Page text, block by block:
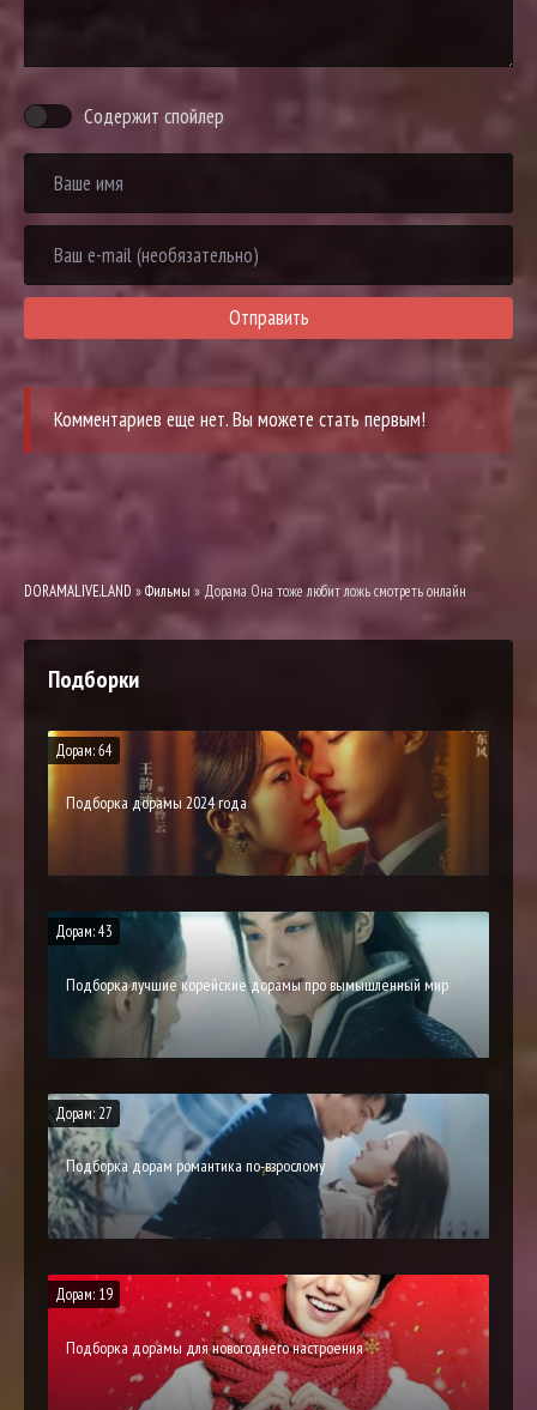
Содержит спойлер
Отправить
Комментариев еще нет. Вы можете стать первым!
DORAMALIVE.LAND »Фильмы » Дорама Она тоже любит ложь смотреть онлайн
Подборки
Дорам: 64
Подборка дорамы 2024 года
Дорам: 43
Подборка лучшие корейские дорамы про вымышленный мир
Дорам: 27
Подборка дорам романтика по-взрослому
Дорам: 19
Подборка дорамы для новогоднего настроения